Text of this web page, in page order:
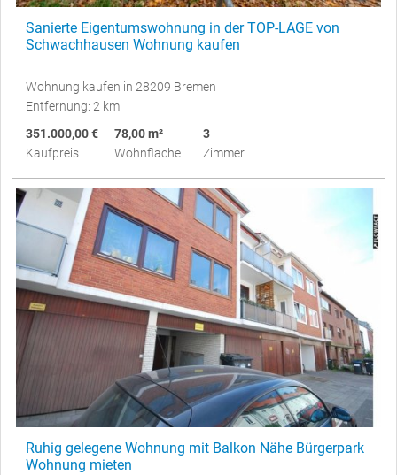
Sanierte Eigentumswohnung in der TOP-LAGE von
Schwachhausen Wohnung kaufen
Wohnung kaufen in 28209 Bremen
Entfernung: 2 km
351.000,00 €
Kaufpreis
78,00 m²
Wohnfläche
3
Zimmer
Ruhig gelegene Wohnung mit Balkon Nähe Bürgerpark
Wohnung mieten